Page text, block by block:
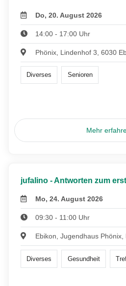
Do, 20. August 2026
14:00 - 17:00 Uhr
Phönix, Lindenhof 3, 6030
Diverses Senioren
Mehr
jufalino - Antworten zum
Mo, 24. August 2026
09:30 - 11:00 Uhr
Ebikon, Jugendhaus Phönix,
Diverses Gesundheit